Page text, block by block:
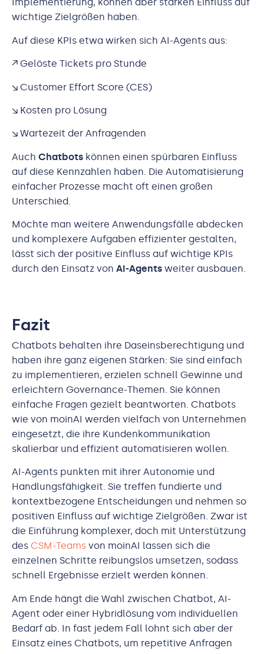
Implementierung, können aber starken Einfluss auf
wichtige Zielgrößen haben.
Auf diese KPIs etwa wirken sich AI-Agents aus:
↗️ Gelöste Tickets pro Stunde
↘️ Customer Effort Score (CES)
↘️ Kosten pro Lösung
↘️ Wartezeit der Anfragenden
Auch Chatbots können einen spürbaren Einfluss
auf diese Kennzahlen haben. Die Automatisierung
einfacher Prozesse macht oft einen großen
Unterschied.
Möchte man weitere Anwendungsfälle abdecken
und komplexere Aufgaben effizienter gestalten,
lässt sich der positive Einfluss auf wichtige KPIs
durch den Einsatz von AI-Agents weiter ausbauen.
Fazit
Chatbots behalten ihre Daseinsberechtigung und
haben ihre ganz eigenen Stärken: Sie sind einfach
zu implementieren, erzielen schnell Gewinne und
erleichtern Governance-Themen. Sie können
einfache Fragen gezielt beantworten. Chatbots
wie von moinAI werden vielfach von Unternehmen
eingesetzt, die ihre Kundenkommunikation
skalierbar und effizient automatisieren wollen.
AI-Agents punkten mit ihrer Autonomie und
Handlungsfähigkeit. Sie treffen fundierte und
kontextbezogene Entscheidungen und nehmen so
positiven Einfluss auf wichtige Zielgrößen. Zwar ist
die Einführung komplexer, doch mit Unterstützung
des CSM-Teams von moinAI lassen sich die
einzelnen Schritte reibungslos umsetzen, sodass
schnell Ergebnisse erzielt werden können.
Am Ende hängt die Wahl zwischen Chatbot, AI-
Agent oder einer Hybridlösung vom individuellen
Bedarf ab. In fast jedem Fall lohnt sich aber der
Einsatz eines Chatbots, um repetitive Anfragen